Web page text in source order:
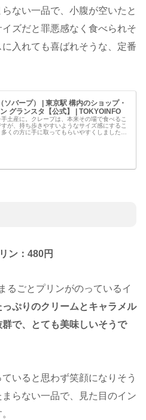
ない一品で、小腹が空いたと
ズだと罪悪感なく食べられそ
入れても喜ばれそうな、定番
ソバープ） | 東京駅 構内のショップ・
グランスタ【公式】 | TOKYOINFO
土産に。クレープは、本来その場で食べるこ
すが、持ち歩きやすいようなサイズ感にするこ
多くの方に手に取ってもらいやすくしました。
ン：480円
るごとプリンがのっているイ
っぷりのクリームとキャラメル
で、とても美味しいそうで
いると思わず笑顔になりそう
らない一品で、見た目のイン